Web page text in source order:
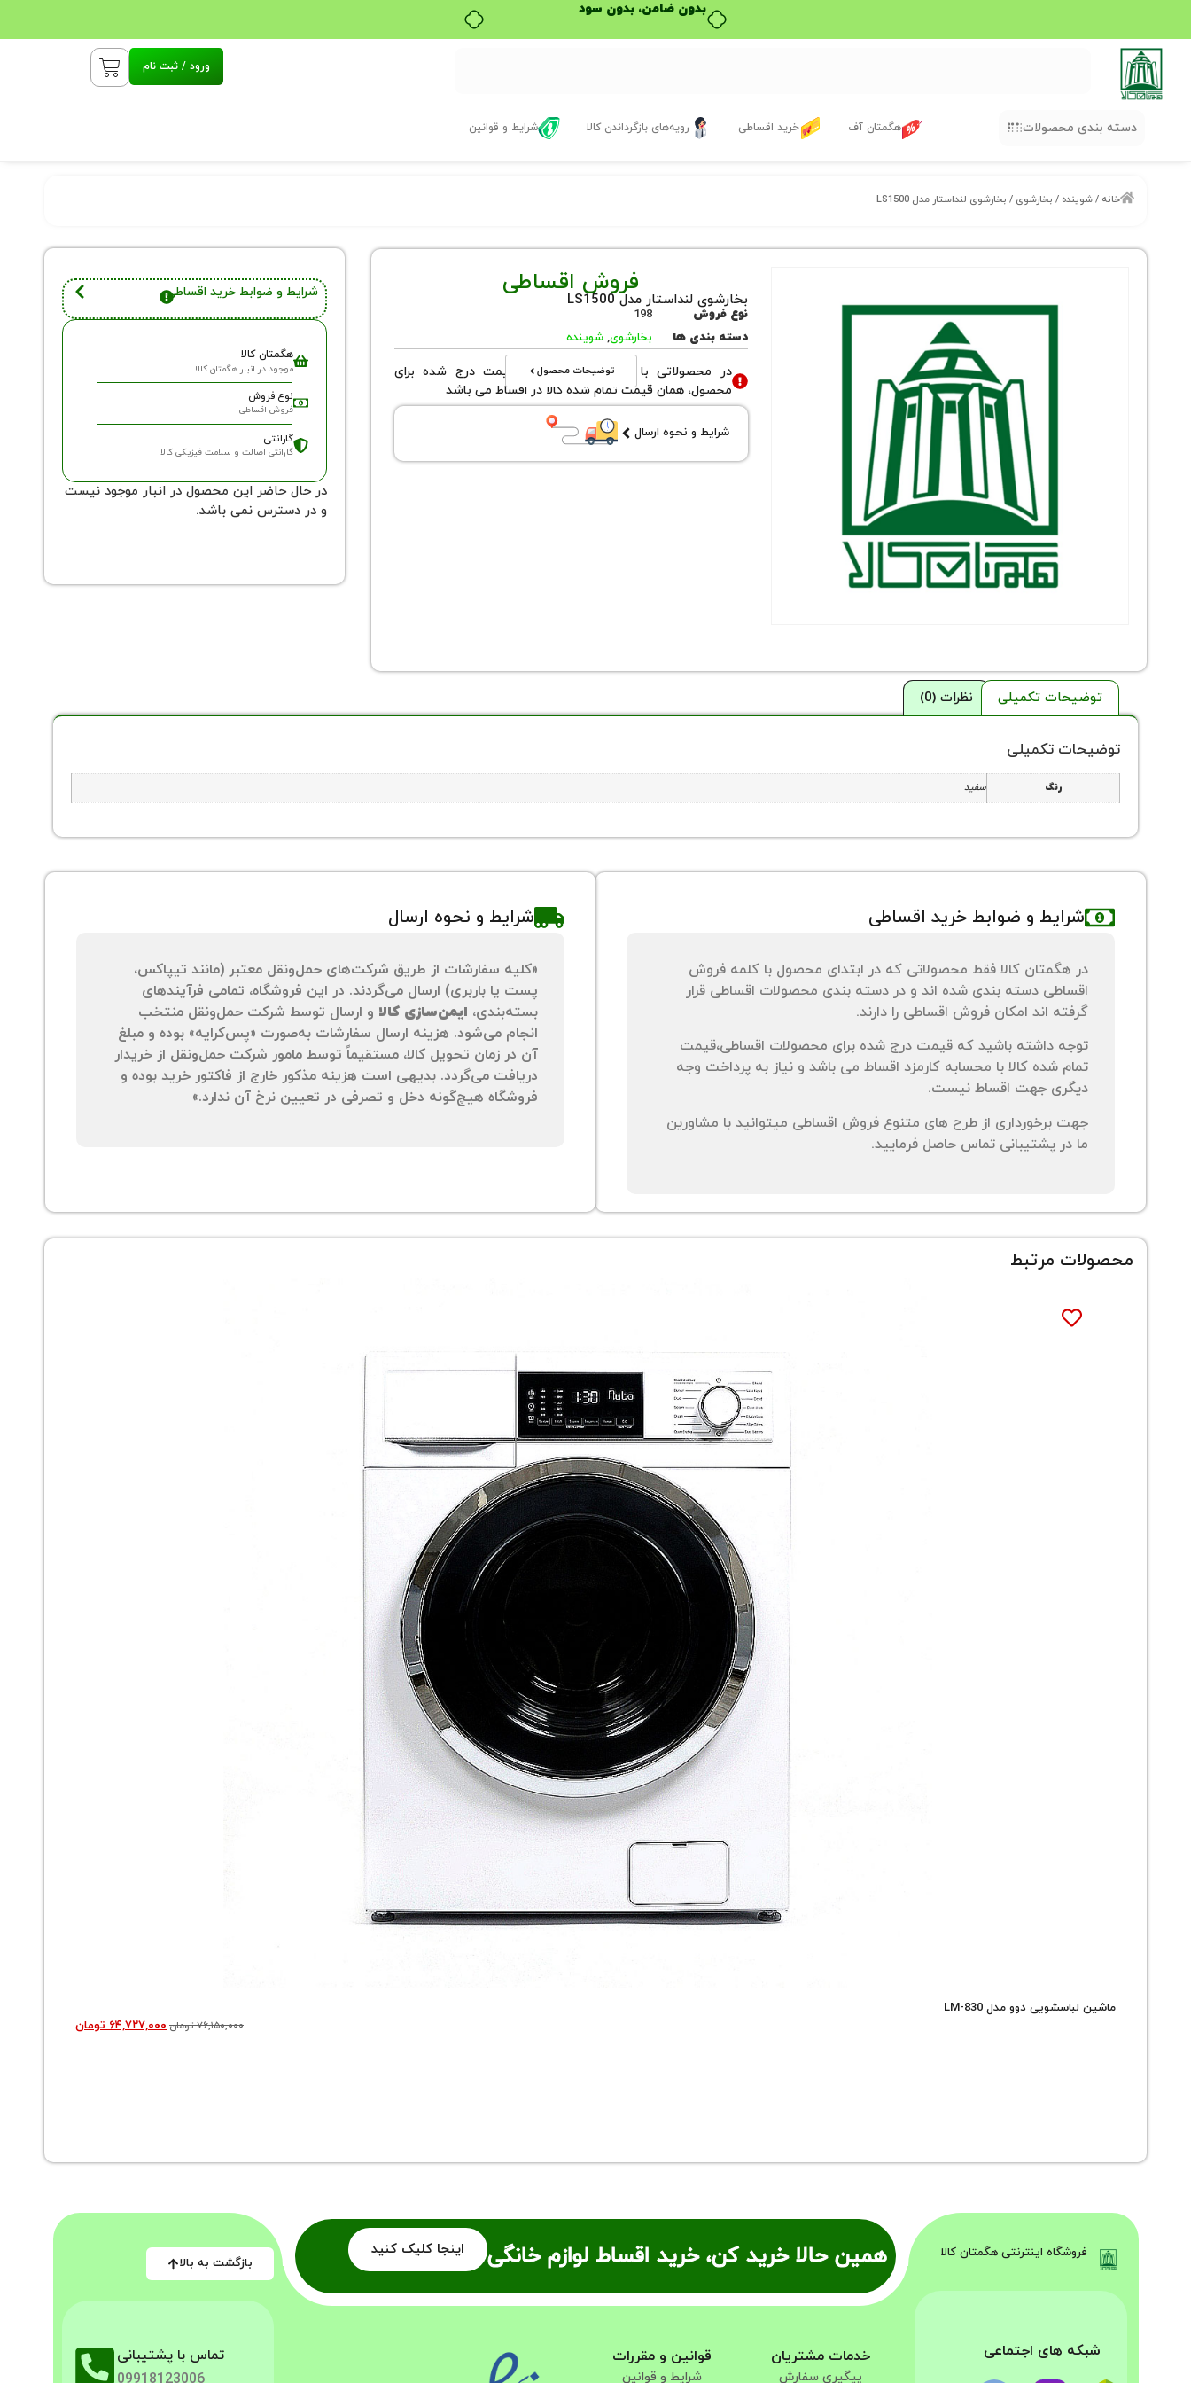
ورود / ثبت نام
دسته بندی محصولات هگمتان آف خرید اقساطی رویه‌های بازگرداندن کالا شرایط و قوانین
خانه /شوینده / بخارشوی / بخارشوی لنداستار مدل LS1500
فروش اقساطی
بخارشوی لنداستار مدل LS1500
نوع فروش
198
دسته بندی ها
بخارشوی,شوینده
توضیحات محصول
در محصولاتی با نوع فروش اقساطی قیمت درج شده برای
محصول، همان قیمت تمام شده کالا در اقساط می باشد
شرایط و نحوه ارسال
شرایط و ضوابط خرید اقساطی
هگمتان کالا
موجود در انبار هگمتان کالا
نوع فروش
فروش اقساطی
گارانتی
گارانتی اصالت و سلامت فیزیکی کالا
در حال حاضر این محصول در انبار موجود نیست
و در دسترس نمی باشد.
توضیحات تکمیلی نظرات (0)
توضیحات تکمیلی
رنگ سفید
شرایط و ضوابط خرید اقساطی
در هگمتان کالا فقط محصولاتی که در ابتدای محصول با کلمه فروش
اقساطی دسته بندی شده اند و در دسته بندی محصولات اقساطی قرار
گرفته اند امکان فروش اقساطی را دارند.
توجه داشته باشید که قیمت درج شده برای محصولات اقساطی،قیمت
تمام شده کالا با محسابه کارمزد اقساط می باشد و نیاز به پرداخت وجه
دیگری جهت اقساط نیست.
جهت برخورداری از طرح های متنوع فروش اقساطی میتوانید با مشاورین
ما در پشتیبانی تماس حاصل فرمایید.
شرایط و نحوه ارسال
«کلیه سفارشات از طریق شرکت‌های حمل‌ونقل معتبر (مانند تیپاکس،
پست یا باربری) ارسال می‌گردند. در این فروشگاه، تمامی فرآیندهای
بسته‌بندی، ایمن‌سازی کالا و ارسال توسط شرکت حمل‌ونقل منتخب
انجام می‌شود. هزینه ارسال سفارشات به‌صورت «پس‌کرایه» بوده و مبلغ
آن در زمان تحویل کالا، مستقیماً توسط مامور شرکت حمل‌ونقل از خریدار
دریافت می‌گردد. بدیهی است هزینه مذکور خارج از فاکتور خرید بوده و
فروشگاه هیچ‌گونه دخل و تصرفی در تعیین نرخ آن ندارد.»
محصولات مرتبط
ماشین لباسشویی دوو مدل LM-830
۷۶,۱۵۰,۰۰۰تومان۶۴,۷۲۷,۰۰۰ تومان
همین حالا خرید کن، خرید اقساط لوازم خانگی اینجا کلیک کنید فروشگاه اینترنتی هگمتان کالا
شبکه های اجتماعی خدمات مشتریان
پیگیری سفارش
قوانین و مقررات
شرایط و قوانین
بازگشت به بالا
تماس با پشتیبانی